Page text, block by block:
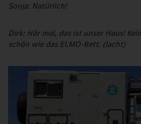
Sonja: Natürlich!
Dirk: Hör mal, das ist unser Haus!
schön wie das ELMO-Bett. (lacht)